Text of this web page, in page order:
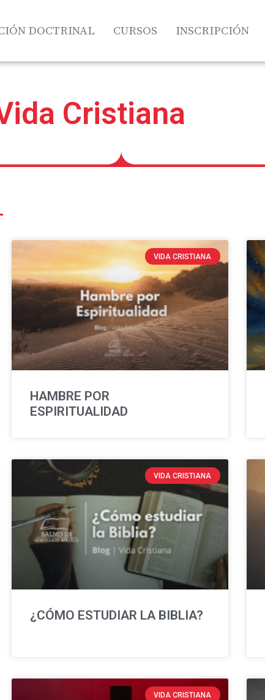
DOCTRINAL CURSOS INSCRIPCIÓN
Cristiana
VIDA CRISTIANA
HAMBRE POR
ESPIRITUALIDAD
VIDA CRISTIANA
¿CÓMO ESTUDIAR LA BIBLIA?
VIDA CRISTIANA